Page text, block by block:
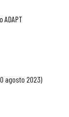
ADAPT
agosto 2023)